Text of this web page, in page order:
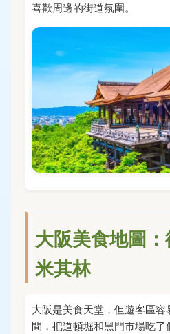
喜歡周邊的街道氛圍。
大阪美食地圖
米其林
大阪是美食天堂，但遊客區
間，把道頓堀和黑門市場吃